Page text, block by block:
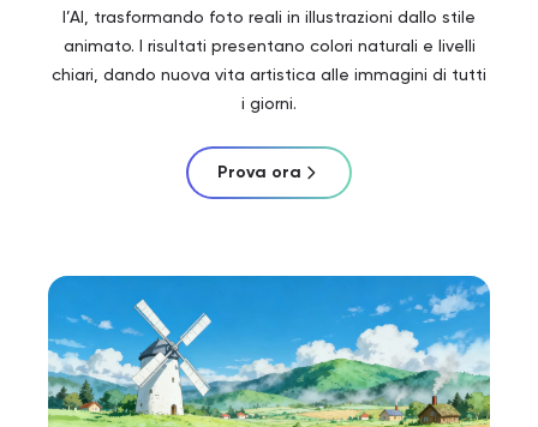
l’AI, trasformando foto reali in illustrazioni dallo stile
animato. I risultati presentano colori naturali e livelli
chiari, dando nuova vita artistica alle immagini di tutti
i giorni.
Prova ora